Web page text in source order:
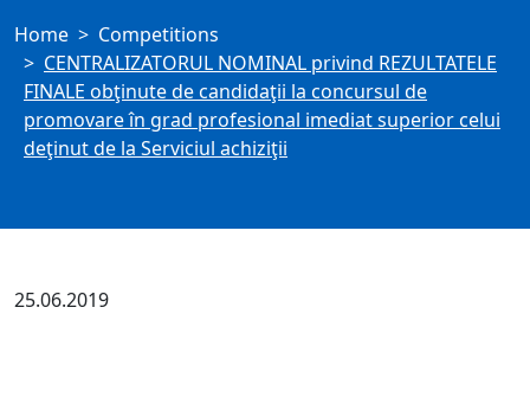
Home
Competitions
CENTRALIZATORUL NOMINAL privind REZULTATELE
FINALE obţinute de candidaţii la concursul de
promovare în grad profesional imediat superior celui
deţinut de la Serviciul achiziţii
25.06.2019